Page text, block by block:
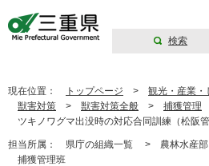
検索
現在位置： トップページ > 観光・産業・
獣害対策 > 獣害対策全般 > 捕獲管理
ツキノワグマ出没時の対応合同訓練（松阪
担当所属： 県庁の組織一覧 > 農林水産
捕獲管理班